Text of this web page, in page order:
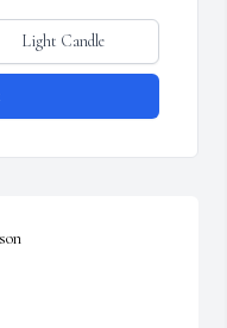
Light Candle